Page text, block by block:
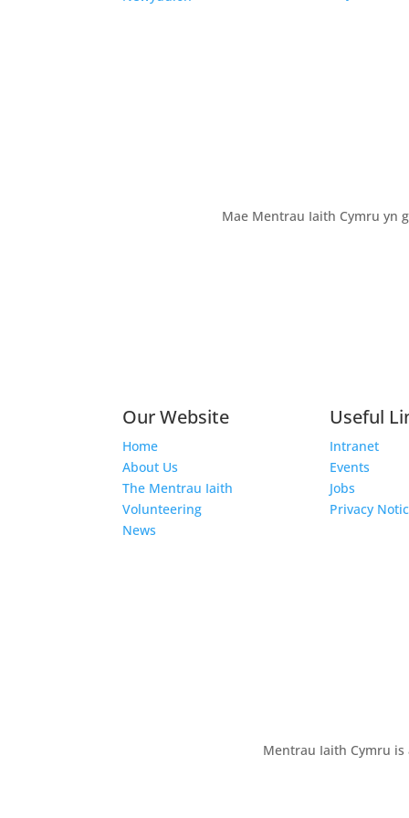
Mae Mentrau Iaith Cymru yn
Our Website
Home
About Us
The Mentrau Iaith
Volunteering
News
Useful
Intranet
Events
Jobs
Privacy
Mentrau Iaith Cymru